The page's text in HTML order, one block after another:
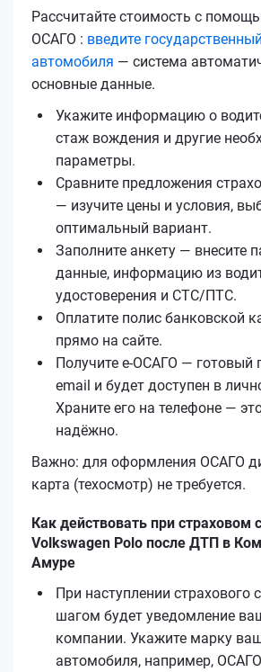
Рассчитайте стоимость с
ОСАГО : введите
автомобиля — система
основные данные.
Укажите информацию о
стаж вождения и другие
параметры.
Сравните предложения
— изучите цены и условия,
оптимальный вариант.
Заполните анкету — внесите
данные, информацию из
удостоверения и СТС/ПТС.
Оплатите полис банковской
прямо на сайте.
Получите е‑ОСАГО — готовый
email и будет доступен в
Храните его на телефоне —
надёжно.
Важно: для оформления ОСАГО
карта (техосмотр) не требуется.
Как действовать при страховом
Volkswagen Polo после ДТП в
Амуре
При наступлении страхового
шагом будет уведомление
компании. Укажите марку
автомобиля, например,